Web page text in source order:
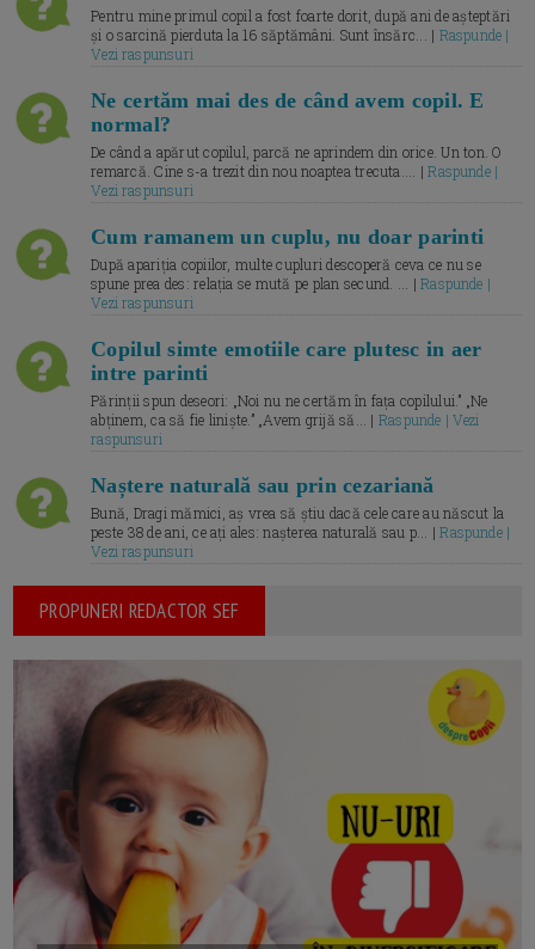
Pentru mine primul copil a fost foarte dorit, după ani de așteptări
și o sarcină pierduta la 16 săptămâni. Sunt însărc... | Raspunde |
Vezi raspunsuri
Ne certăm mai des de când avem copil. E
normal?
De când a apărut copilul, parcă ne aprindem din orice. Un ton. O
remarcă. Cine s-a trezit din nou noaptea trecuta.... |Raspunde |
Vezi raspunsuri
Cum ramanem un cuplu, nu doar parinti
După apariția copiilor, multe cupluri descoperă ceva ce nu se
spune prea des: relația se mută pe plan secund. ... |Raspunde |
Vezi raspunsuri
Copilul simte emotiile care plutesc in aer
intre parinti
Părinții spun deseori: „Noi nu ne certăm în fața copilului.” „Ne
abținem, ca să fie liniște.” „Avem grijă să... | Raspunde | Vezi
raspunsuri
Naștere naturală sau prin cezariană
Bună, Dragi mămici, aș vrea să știu dacă cele care au născut la
peste 38 de ani, ce ați ales: nașterea naturală sau p... |Raspunde |
Vezi raspunsuri
PROPUNERI REDACTOR SEF